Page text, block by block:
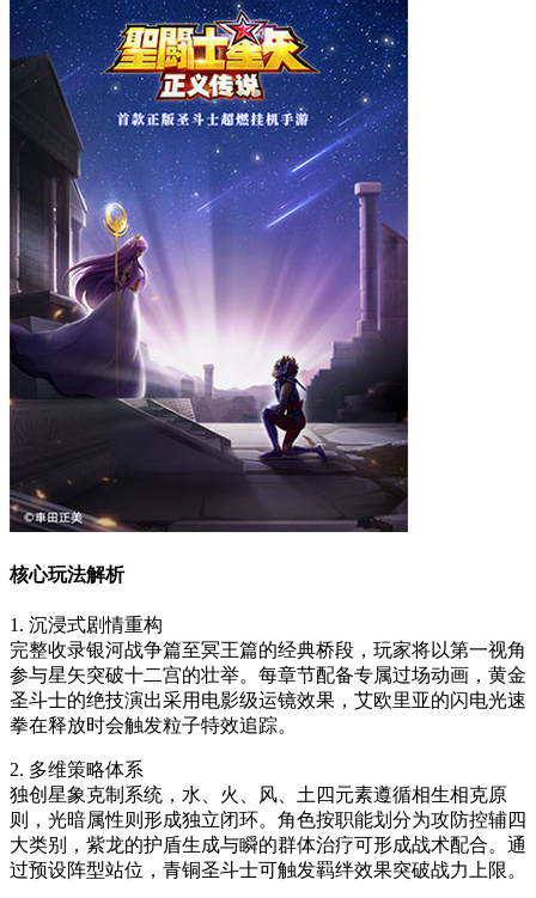
核心玩法解析
1. 沉浸式剧情重构
完整收录银河战争篇至冥王篇的经典桥段，玩家将以第一视角
参与星矢突破十二宫的壮举。每章节配备专属过场动画，黄金
圣斗士的绝技演出采用电影级运镜效果，艾欧里亚的闪电光速
拳在释放时会触发粒子特效追踪。
2. 多维策略体系
独创星象克制系统，水、火、风、土四元素遵循相生相克原
则，光暗属性则形成独立闭环。角色按职能划分为攻防控辅四
大类别，紫龙的护盾生成与瞬的群体治疗可形成战术配合。通
过预设阵型站位，青铜圣斗士可触发羁绊效果突破战力上限。